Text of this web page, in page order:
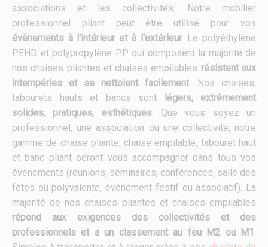
associations et les collectivités. Notre mobilier
professionnel pliant peut être utilisé pour vos
évènements à l'intérieur et à l'extérieur. Le polyéthylène
PEHD et polypropylène PP qui composent la majorité de
nos chaises pliantes et chaises empilables résistent aux
intempéries et se nettoient facilement. Nos chaises,
tabourets hauts et bancs sont
légers, extrêmement
solides, pratiques, esthétiques. Que vous soyez un
professionnel, une association ou une collectivité, notre
gamme de chaise pliante, chaise empilable, tabouret haut
et banc pliant seront vous accompagner dans tous vos
évènements (réunions, séminaires, conférences, salle des
fêtes ou polyvalente, événement festif ou associatif). La
majorité de nos chaises pliantes et chaises empilables
répond aux exigences des collectivités et des
professionnels et a un classement au feu M2 ou M1 .